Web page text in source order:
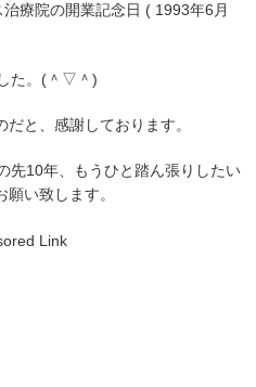
療院の開業記念日 ( 1993年6月
た。(＾▽＾)
と、感謝しております。
先10年、もうひと踏ん張りしたい
い致します。
Link